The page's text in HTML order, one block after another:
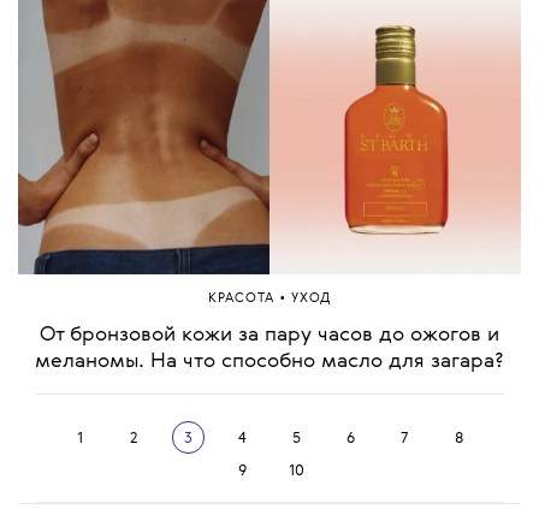
КРАСОТА • УХОД
От бронзовой кожи за пару часов до ожогов и
меланомы. На что способно масло для загара?
1 2 3 4 5 6 7 8
9 10